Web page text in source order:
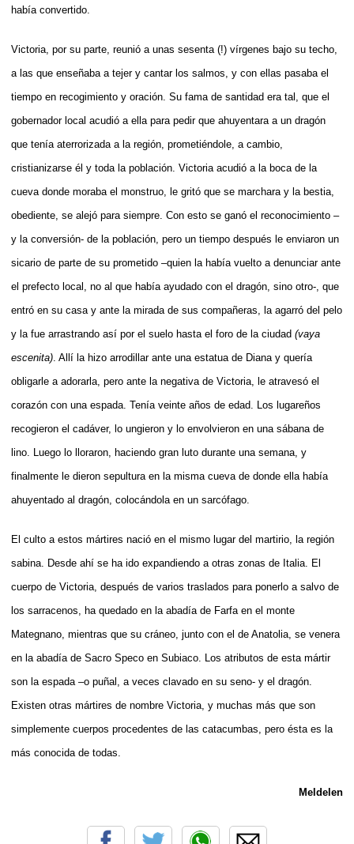
había convertido.
Victoria, por su parte, reunió a unas sesenta (!) vírgenes bajo su techo,
a las que enseñaba a tejer y cantar los salmos, y con ellas pasaba el
tiempo en recogimiento y oración. Su fama de santidad era tal, que el
gobernador local acudió a ella para pedir que ahuyentara a un dragón
que tenía aterrorizada a la región, prometiéndole, a cambio,
cristianizarse él y toda la población. Victoria acudió a la boca de la
cueva donde moraba el monstruo, le gritó que se marchara y la bestia,
obediente, se alejó para siempre. Con esto se ganó el reconocimiento –
y la conversión- de la población, pero un tiempo después le enviaron un
sicario de parte de su prometido –quien la había vuelto a denunciar ante
el prefecto local, no al que había ayudado con el dragón, sino otro-, que
entró en su casa y ante la mirada de sus compañeras, la agarró del pelo
y la fue arrastrando así por el suelo hasta el foro de la ciudad (vaya
escenita) . Allí la hizo arrodillar ante una estatua de Diana y quería
obligarle a adorarla, pero ante la negativa de Victoria, le atravesó el
corazón con una espada. Tenía veinte años de edad. Los lugareños
recogieron el cadáver, lo ungieron y lo envolvieron en una sábana de
lino. Luego lo lloraron, haciendo gran luto durante una semana, y
finalmente le dieron sepultura en la misma cueva de donde ella había
ahuyentado al dragón, colocándola en un sarcófago.
El culto a estos mártires nació en el mismo lugar del martirio, la región
sabina. Desde ahí se ha ido expandiendo a otras zonas de Italia. El
cuerpo de Victoria, después de varios traslados para ponerlo a salvo de
los sarracenos, ha quedado en la abadía de Farfa en el monte
Mategnano, mientras que su cráneo, junto con el de Anatolia, se venera
en la abadía de Sacro Speco en Subiaco. Los atributos de esta mártir
son la espada –o puñal, a veces clavado en su seno- y el dragón.
Existen otras mártires de nombre Victoria, y muchas más que son
simplemente cuerpos procedentes de las catacumbas, pero ésta es la
más conocida de todas.
Meldelen